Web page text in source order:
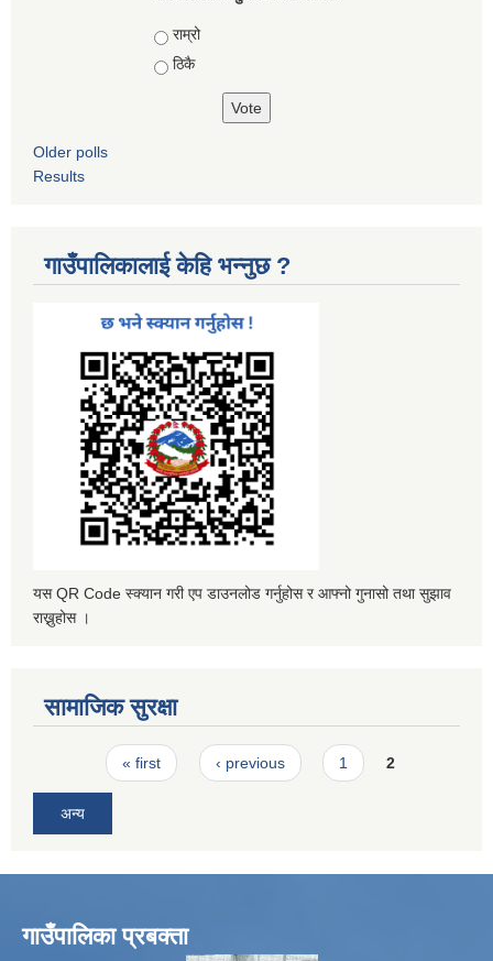
Choices
राम्रो
ठिकै
Older polls
Results
गाउँपालिकालाई केहि भन्नुछ ?
यस QR Code स्क्यान गरी एप डाउनलोड गर्नुहोस र आफ्नो गुनासो तथा सुझाव
राख्नुहोस ।
सामाजिक सुरक्षा
Pages« first ‹ previous 1 2
अन्य
गाउँपालिका प्रबक्ता